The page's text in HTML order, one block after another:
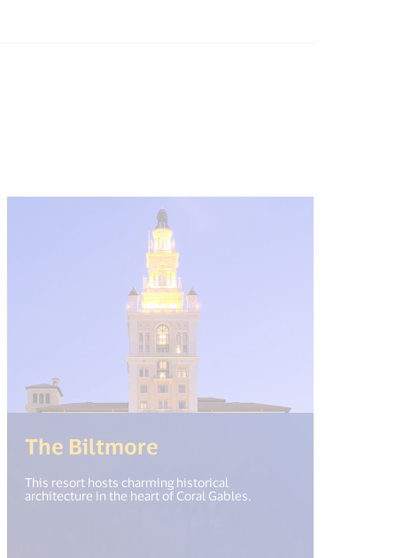
The Biltmore
This resort hosts charming historical
architecture in the heart of Coral Gables.